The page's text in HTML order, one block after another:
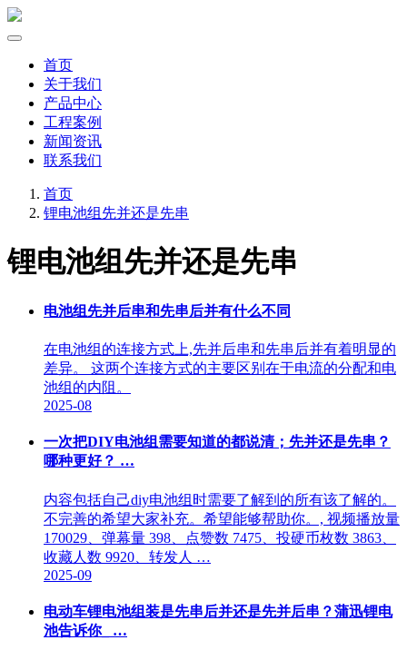
首页
关于我们
产品中心
工程案例
新闻资讯
联系我们
首页
锂电池组先并还是先串
锂电池组先并还是先串
电池组先并后串和先串后并有什么不同
在电池组的连接方式上,先并后串和先串后并有着明显的
差异。 这两个连接方式的主要区别在于电流的分配和电
池组的内阻。
2025-08
一次把DIY电池组需要知道的都说清；先并还是先串？
哪种更好？ …
内容包括自己diy电池组时需要了解到的所有该了解的。
不完善的希望大家补充。希望能够帮助你。, 视频播放量
170029、弹幕量 398、点赞数 7475、投硬币枚数 3863、
收藏人数 9920、转发人 …
2025-09
电动车锂电池组装是先串后并还是先并后串？蒲迅锂电
池告诉你_ …